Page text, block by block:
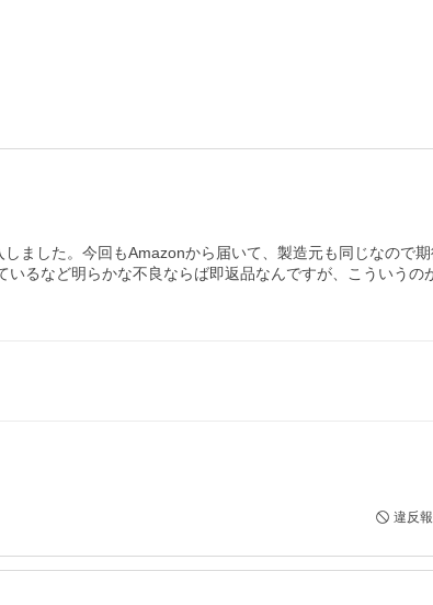
ました。今回もAmazonから届いて、製造元も同じなので
るなど明らかな不良ならば即返品なんですが、こういうの
違反